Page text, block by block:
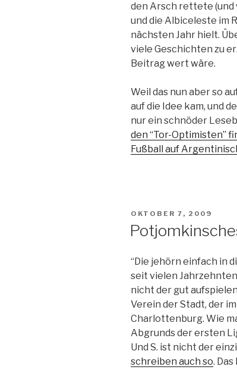
den Arsch rettete (und
und die Albiceleste im
nächsten Jahr hielt.
viele Geschichten zu
Beitrag wert wäre.
Weil das nun aber so
auf die Idee kam, und
nur ein schnöder
den “Tor-Optimisten”
Fußball auf
VERÖFFENTLICHT
OKTOBER 7, 2009
“Die jehörn einfach in
seit vielen Jahrzehnten
nicht der gut
Verein der Stadt, der
Charlottenburg. Wie
Abgrunds der ersten
Und S. ist nicht der
schreiben auch so.